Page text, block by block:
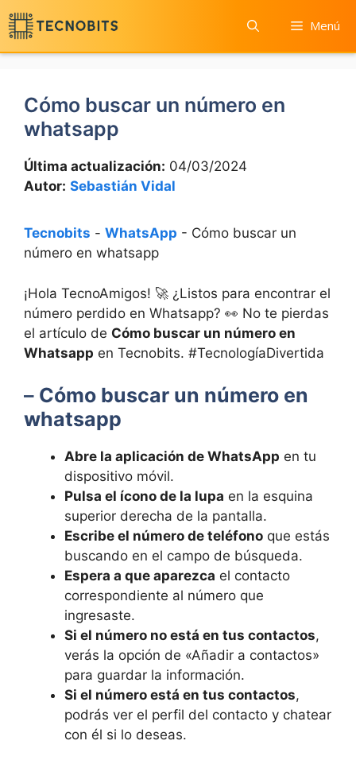
Saltar
al
contenido
Menú
Cómo buscar un número en
whatsapp
Última actualización: 04/03/2024
Autor: Sebastián Vidal
Tecnobits - WhatsApp - Cómo buscar un
número en whatsapp
¡Hola TecnoAmigos!​ 🚀 ¿Listos para ​encontrar el
número perdido⁣ en Whatsapp?​ 👀 No te pierdas
⁢el artículo‍ de Cómo buscar un número en
Whatsapp en Tecnobits. #TecnologíaDivertida
– Cómo buscar ‍un número en
whatsapp
Abre la ⁢aplicación de WhatsApp en tu
dispositivo móvil.
Pulsa el ícono de ‍la lupa en la esquina
superior derecha de la pantalla.
Escribe el número ​de teléfono que estás
buscando en el ‌campo ‍de búsqueda.
Espera a ⁤que‍ aparezca el ⁣contacto
correspondiente al número que
ingresaste.
Si el número no está en tus ‌contactos,
verás la opción de «Añadir a ​contactos»
para guardar ‌la información.
Si el número está en tus contactos,
podrás​ ver el perfil del contacto y⁢ chatear
con él si lo deseas.